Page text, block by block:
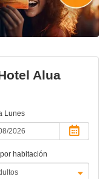
Alua
Lunes
habitación